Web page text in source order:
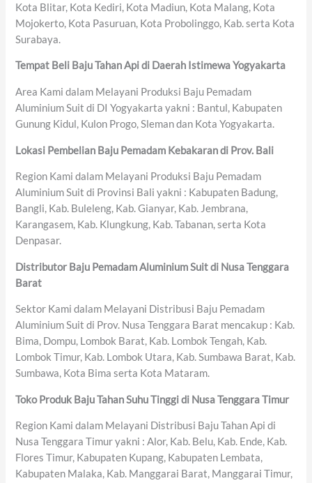
Kota Blitar, Kota Kediri, Kota Madiun, Kota Malang, Kota
Mojokerto, Kota Pasuruan, Kota Probolinggo, Kab. serta Kota
Surabaya.
Tempat Beli Baju Tahan Api di Daerah Istimewa Yogyakarta
Area Kami dalam Melayani Produksi Baju Pemadam
Aluminium Suit di DI Yogyakarta yakni : Bantul, Kabupaten
Gunung Kidul, Kulon Progo, Sleman dan Kota Yogyakarta.
Lokasi Pembelian Baju Pemadam Kebakaran di Prov. Bali
Region Kami dalam Melayani Produksi Baju Pemadam
Aluminium Suit di Provinsi Bali yakni : Kabupaten Badung,
Bangli, Kab. Buleleng, Kab. Gianyar, Kab. Jembrana,
Karangasem, Kab. Klungkung, Kab. Tabanan, serta Kota
Denpasar.
Distributor Baju Pemadam Aluminium Suit di Nusa Tenggara
Barat
Sektor Kami dalam Melayani Distribusi Baju Pemadam
Aluminium Suit di Prov. Nusa Tenggara Barat mencakup : Kab.
Bima, Dompu, Lombok Barat, Kab. Lombok Tengah, Kab.
Lombok Timur, Kab. Lombok Utara, Kab. Sumbawa Barat, Kab.
Sumbawa, Kota Bima serta Kota Mataram.
Toko Produk Baju Tahan Suhu Tinggi di Nusa Tenggara Timur
Region Kami dalam Melayani Distribusi Baju Tahan Api di
Nusa Tenggara Timur yakni : Alor, Kab. Belu, Kab. Ende, Kab.
Flores Timur, Kabupaten Kupang, Kabupaten Lembata,
Kabupaten Malaka, Kab. Manggarai Barat, Manggarai Timur,